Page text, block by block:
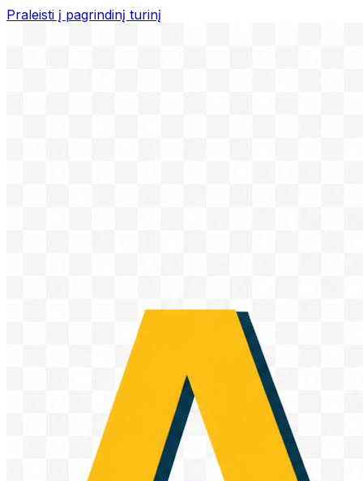
Praleisti į pagrindinį turinį